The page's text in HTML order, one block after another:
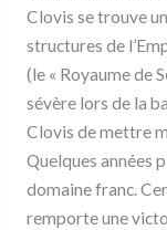
Clovis se trouve
structures de
(le « Royaume de
sévère lors de la
Clovis de mettre
Quelques années
domaine franc.
remporte une